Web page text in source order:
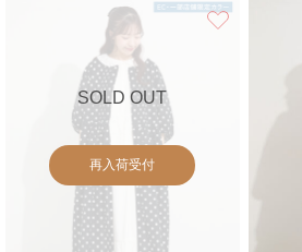
SOLD OUT
再入荷受付